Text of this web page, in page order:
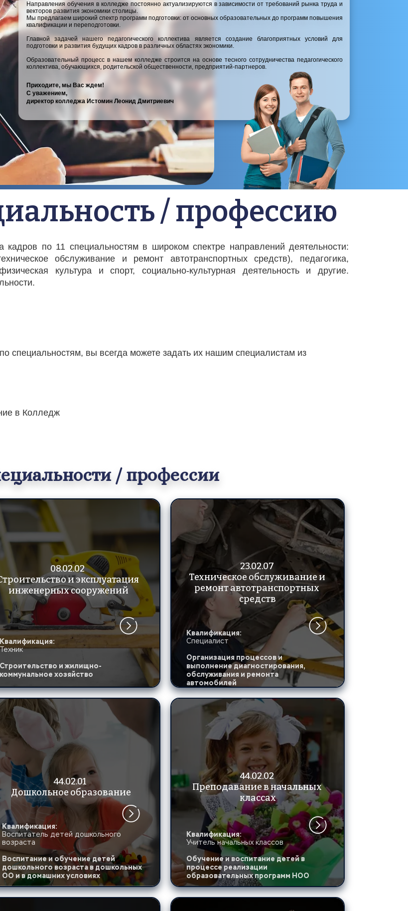
Направления обучения в колледже постоянно актуализируются в зависимости от требований рынка труда и
векторов развития экономики столицы.
Мы предлагаем широкий спектр программ подготовки: от основных образовательных до программ повышения
квалификации и переподготовки.
Главной задачей нашего педагогического коллектива является создание благоприятных условий для
подготовки и развития будущих кадров в различных областях экономики.
Образовательный процесс в нашем колледже строится на основе тесного сотрудничества педагогического
коллектива, обучающихся, родительской общественности, предприятий-партнеров.
Приходите, мы Вас ждем!
С уважением,
директор колледжа Истомин Леонид Дмитриевич
/ профессию
по 11 специальностям в широком спектре направлений деятельности:
обслуживание и ремонт автотранспортных средств), педагогика,
культура и спорт, социально-культурная деятельность и другие.
специальностям, вы всегда можете задать их нашим специалистам из
в Колледж
/ профессии
08.02.02
инженерных сооружений
Квалификация:
Техник
Строительство и жилищно-
коммунальное хозяйство
23.02.07
Техническое обслуживание и
ремонт автотранспортных
средств
Квалификация:
Специалист
Организация процессов и
выполнение диагностирования,
обслуживания и ремонта
автомобилей
44.02.01
Дошкольное образование
Квалификация:
Воспитатель детей дошкольного
возраста
Воспитание и обучение детей
дошкольного возраста в дошкольных
ОО и в домашних условиях
44.02.02
Преподавание в начальных
классах
Квалификация:
Учитель начальных классов
Обучение и воспитание детей в
процессе реализации
образовательных программ НОО